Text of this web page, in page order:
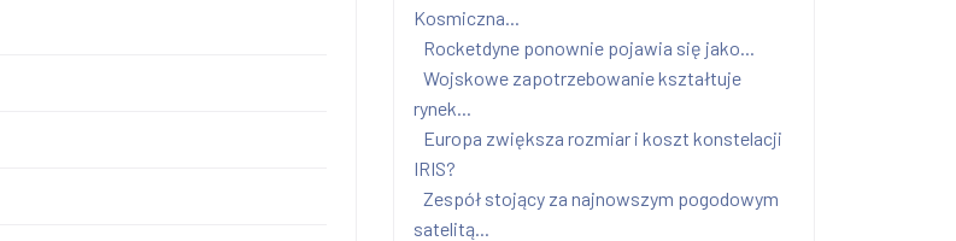
Kosmiczna...
Rocketdyne ponownie pojawia się jako...
Wojskowe zapotrzebowanie kształtuje
rynek...
Europa zwiększa rozmiar i koszt konstelacji
IRIS?
Zespół stojący za najnowszym pogodowym
satelitą...